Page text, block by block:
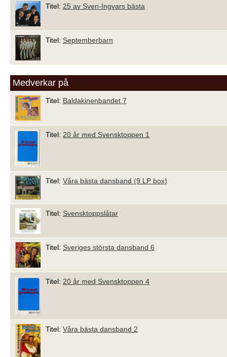
Titel: 25 av Sven-Ingvars bästa
Titel: Septemberbarn
Medverkar på
Titel: Baldakinenbandet 7
Titel: 20 år med Svensktoppen 1
Titel: Våra bästa dansband (9 LP box)
Titel: Svensktoppslåtar
Titel: Sveriges största dansband 6
Titel: 20 år med Svensktoppen 4
Titel: Våra bästa dansband 2